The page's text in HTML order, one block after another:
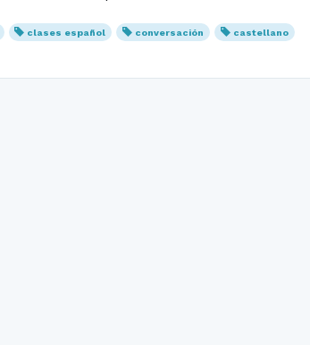
clases español conversación castellano